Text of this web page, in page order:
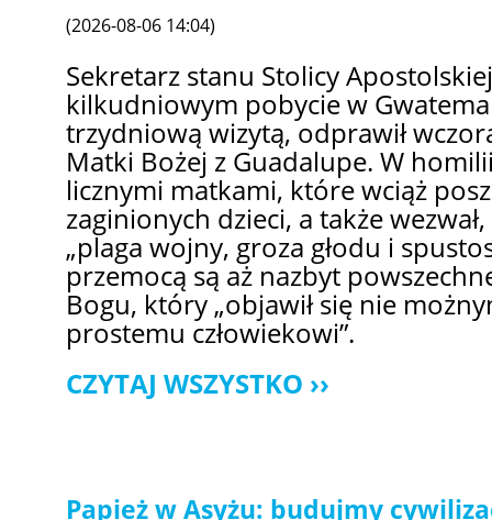
(2026-08-06 14:04)
Sekretarz stanu Stolicy
kilkudniowym pobycie w
trzydniową wizytą, odprawił
Matki Bożej z Guadalupe. W
licznymi matkami, które wciąż
zaginionych dzieci, a także
„plaga wojny, groza głodu i
przemocą są aż nazbyt
Bogu, który „objawił się nie
prostemu człowiekowi”.
CZYTAJ WSZYSTKO
Papież w Asyżu: budujmy